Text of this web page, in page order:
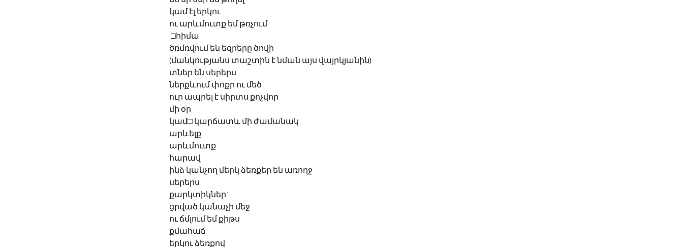
կամ էլ երկու
ու արևմուտք եմ թռչում
□հիմա
ծռմռվում են եզրերը ծովի
(մանկությանս տաշտին է նման այս վայրկյանին)
տներ են սերերս
ներքևում փոքր ու մեծ
ուր ապրել է սիրտս քոչվոր
մի օր
կամ□ կարճատև մի ժամանակ
արևելք
արևմուտք
հարավ
ինձ կանչող մերկ ձեռքեր են առողջ
սերերս
քարկտիկներ`
ցրված կանաչի մեջ
ու ճմլում եմ քիթս
քմահաճ
երկու ձեռքով